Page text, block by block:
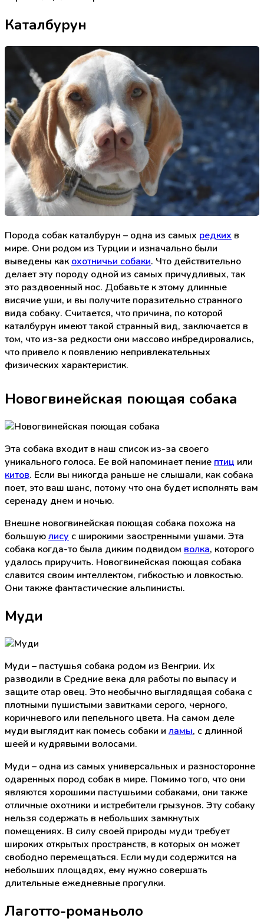
Каталбурун
Порода собак каталбурун – одна из самых редких в
мире. Они родом из Турции и изначально были
выведены как охотничьи собаки. Что действительно
делает эту породу одной из самых причудливых, так
это раздвоенный нос. Добавьте к этому длинные
висячие уши, и вы получите поразительно странного
вида собаку. Считается, что причина, по которой
каталбурун имеют такой странный вид, заключается в
том, что из-за редкости они массово инбредировались,
что привело к появлению непривлекательных
физических характеристик.
Новогвинейская поющая собака
Эта собака входит в наш список из-за своего
уникального голоса. Ее вой напоминает пение птиц или
китов. Если вы никогда раньше не слышали, как собака
поет, это ваш шанс, потому что она будет исполнять вам
серенаду днем и ночью.
Внешне новогвинейская поющая собака похожа на
большуюлису с широкими заостренными ушами. Эта
собака когда-то была диким подвидом волка, которого
удалось приручить. Новогвинейская поющая собака
славится своим интеллектом, гибкостью и ловкостью.
Они также фантастические альпинисты.
Муди
Муди – пастушья собака родом из Венгрии. Их
разводили в Средние века для работы по выпасу и
защите отар овец. Это необычно выглядящая собака с
плотными пушистыми завитками серого, черного,
коричневого или пепельного цвета. На самом деле
муди выглядит как помесь собаки и ламы, с длинной
шеей и кудрявыми волосами.
Муди – одна из самых универсальных и разносторонне
одаренных пород собак в мире. Помимо того, что они
являются хорошими пастушьими собаками, они также
отличные охотники и истребители грызунов. Эту собаку
нельзя содержать в небольших замкнутых
помещениях. В силу своей природы муди требует
широких открытых пространств, в которых он может
свободно перемещаться. Если муди содержится на
небольших площадях, ему нужно совершать
длительные ежедневные прогулки.
Лаготто-романьоло